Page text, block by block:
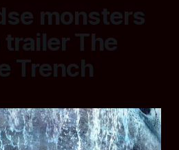
monsters
The
Trench